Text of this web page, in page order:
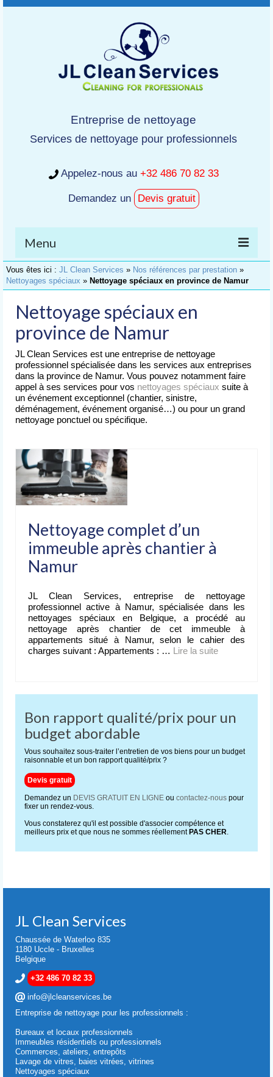
Entreprise de nettoyage
Services de nettoyage pour professionnels
Appelez-nous au +32 486 70 82 33
Demandez un Devis gratuit
Menu
Accueil
de Bureaux
Nettoyage
d’Immeubles
Nettoyage
de Commerces
Lavage
de Vitres
spéciaux
Nettoyage après chantier
Nettoyage après sinistre
Nettoyage après déménagement
Nettoyage après événement
Devis
gratuit
Contact
Vous êtes ici : JL Clean Services » Nos références par prestation »
Nettoyages spéciaux » Nettoyage spéciaux en province de Namur
Nettoyage spéciaux en
province de Namur
JL Clean Services est une entreprise de nettoyage
professionnel spécialisée dans les services aux entreprises
dans la province de Namur. Vous pouvez notamment faire
appel à ses services pour vos nettoyages spéciaux suite à
un événement exceptionnel (chantier, sinistre,
déménagement, événement organisé…) ou pour un grand
nettoyage ponctuel ou spécifique.
Nettoyage complet d’un
immeuble après chantier à
Namur
JL Clean Services, entreprise de nettoyage
professionnel active à Namur, spécialisée dans les
nettoyages spéciaux en Belgique, a procédé au
nettoyage après chantier de cet immeuble à
appartements situé à Namur, selon le cahier des
charges suivant : Appartements : … Lire la suite­­
Bon rapport qualité/prix pour un
budget abordable
Vous souhaitez sous-traiter l’entretien de vos biens pour un budget
raisonnable et un bon rapport qualité/prix ?
Devis gratuit
Demandez un DEVIS GRATUIT EN LIGNE ou contactez-nous pour
fixer un rendez-vous.
Vous constaterez qu'il est possible d'associer compétence et
meilleurs prix et que nous ne sommes réellementPAS CHER
JL Clean Services
Chaussée de Waterloo 835
1180 Uccle - Bruxelles
Belgique
+32 486 70 82 33
info@jlcleanservices.be
Entreprise de nettoyage pour les professionnels :
Bureaux et locaux professionnels
Immeubles résidentiels ou professionnels
Commerces, ateliers, entrepôts
Lavage de vitres, baies vitrées, vitrines
Nettoyages spéciaux